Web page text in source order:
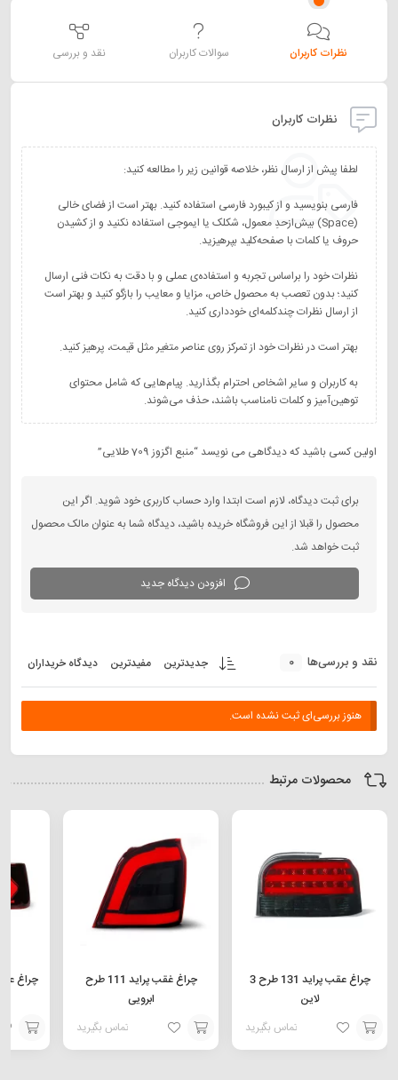
نظرات کاربران سوالات کاربران نقد و بررسی
نظرات کاربران
فارسی بنویسید و از کیبورد فارسی استفاده کنید. بهتر است از فضای خالی
(Space) بیش‌از‌حدِ معمول، شکلک یا ایموجی استفاده نکنید و از کشیدن
نظرات خود را براساس تجربه و استفاده‌ی عملی و با دقت به نکات فنی ارسال
کنید؛ بدون تعصب به محصول خاص، مزایا و معایب را بازگو کنید و بهتر است
به کاربران و سایر اشخاص احترام بگذارید. پیام‌هایی که شامل محتوای
توهین‌آمیز و کلمات نامناسب باشند، حذف می‌شوند.
اولین کسی باشید که دیدگاهی می نویسد “منبع اگزوز 709 طلایی”
برای ثبت دیدگاه، لازم است ابتدا وارد حساب کاربری خود شوید. اگر این
محصول را قبلا از این فروشگاه خریده باشید، دیدگاه شما به عنوان مالک محصول
ثبت خواهد شد.
افزودن دیدگاه جدید
نقد و بررسی‌ها 0 جدیدترین مفیدترین دیدگاه خریداران
هنوز بررسی‌ای ثبت نشده است.
محصولات مرتبط
چراغ عقب پراید 131 طرح 3
لاین
تماس بگیرید
افزودن
چراغ غقب پراید 111 طرح
ابرویی
تماس بگیرید
افزودن
چراغ عقب پژو
افزودن